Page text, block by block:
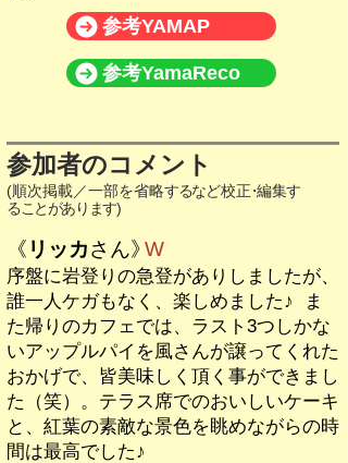
参考YAMAP
参考YamaReco
参加者のコメント
(順次掲載／一部を省略するなど校正・編集す
ることがあります)
《 リッカさん》W
序盤に岩登りの急登がありしましたが、
誰一人ケガもなく、楽しめました♪ ま
た帰りのカフェでは、ラスト3つしかな
いアップルパイを風さんが譲ってくれた
おかげで、皆美味しく頂く事ができまし
た（笑）。テラス席でのおいしいケーキ
と、紅葉の素敵な景色を眺めながらの時
間は最高でした♪